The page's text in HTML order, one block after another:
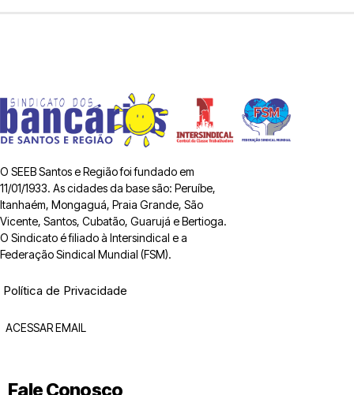
O SEEB Santos e Região foi fundado em
11/01/1933. As cidades da base são: Peruíbe,
Itanhaém, Mongaguá, Praia Grande, São
Vicente, Santos, Cubatão, Guarujá e Bertioga.
O Sindicato é filiado à Intersindical e a
Federação Sindical Mundial (FSM).
Política de Privacidade
ACESSAR EMAIL
Fale Conosco